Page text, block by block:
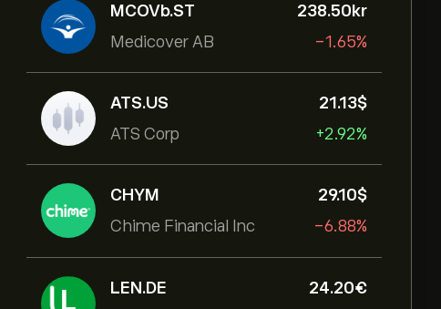
MCOVb.ST
Medicover AB
238.50‎kr‎
-1.65%
ATS.US
ATS Corp
21.13‎$‎
+2.92%
CHYM
Chime Financial Inc
29.10‎$‎
-6.88%
LEN.DE
24.20‎€‎